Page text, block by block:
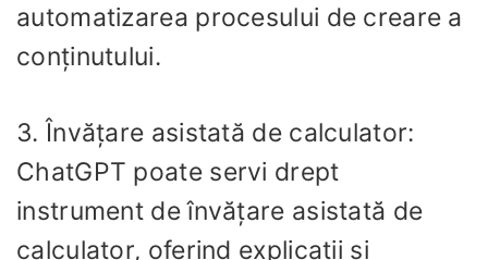
automatizarea procesului de creare a
conținutului.
3. Învățare asistată de calculator:
ChatGPT poate servi drept
instrument de învățare asistată de
calculator, oferind explicații și